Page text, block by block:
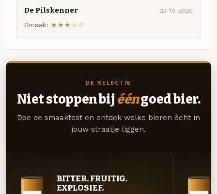
De Pilskenner 23-10-2020
Smaak: ★★★☆☆
DE SELECTIE
Niet stoppen bij ééngoed bier.
Doe de smaaktest en ontdek welke bieren écht in
jouw straatje liggen.
BITTER. FRUITIG.
EXPLOSIEF.